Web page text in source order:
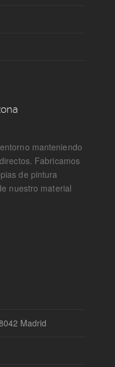
manteniendo
Fabricamos
de pintura
nuestro material
Madrid